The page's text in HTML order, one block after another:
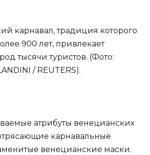
карнавал, традиция которого
900 лет, привлекает
тысячи туристов. (Фото:
/ REUTERS).
атрибуты венецианских
карнавальные
венецианские маски.